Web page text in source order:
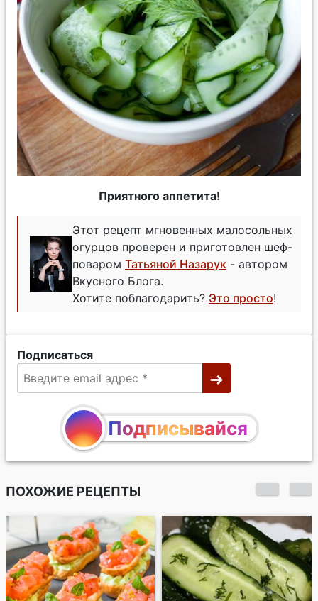
Приятного аппетита!
Этот рецепт мгновенных малосольных
огурцов проверен и приготовлен шеф-
поваром Татьяной Назарук - автором
Вкусного Блога.
Хотите поблагодарить? Это просто!
Подписаться
Подписывайся
ПОХОЖИЕ РЕЦЕПТЫ
Малосольные
огурцы на
минералке